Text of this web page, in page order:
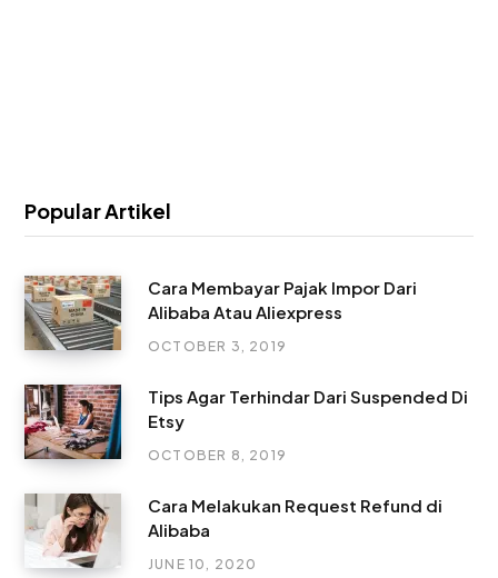
Popular Artikel
Cara Membayar Pajak Impor Dari
Alibaba Atau Aliexpress
OCTOBER 3, 2019
Tips Agar Terhindar Dari Suspended Di
Etsy
OCTOBER 8, 2019
Cara Melakukan Request Refund di
Alibaba
JUNE 10, 2020